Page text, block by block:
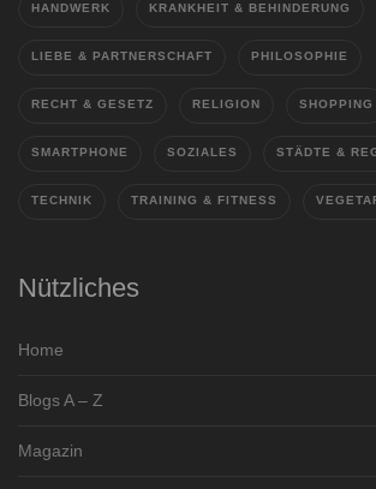
HANDWERK KRANKHEIT & BEHINDERUNG
LIEBE & PARTNERSCHAFT PHILOSOPHIE
RECHT & GESETZ RELIGION SHOPPING
SMARTPHONE SOZIALES STÄDTE &
TECHNIK TRAINING & FITNESS
Nützliches
Home
Blogs A – Z
Magazin